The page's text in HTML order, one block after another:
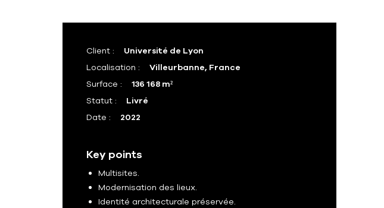
Client :
Université de Lyon
Localisation :
Villeurbanne, France
Surface :
136 168 m²
Statut :
Livré
Date :
2022
Key points
Multisites.
Modernisation des lieux.
Identité architecturale préservée.